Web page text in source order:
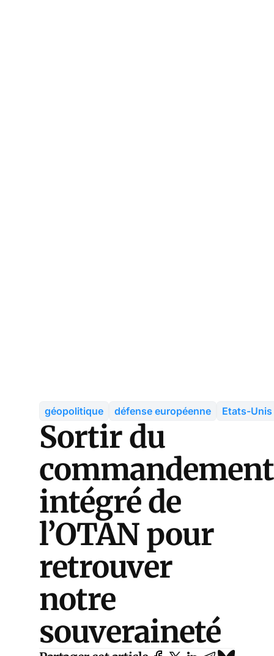
géopolitique défense européenne Etats-Unis
Sortir du
commandement
intégré de
l’OTAN pour
retrouver
notre
souveraineté